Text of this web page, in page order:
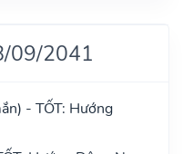
09/2041
- TỐT: Hướng